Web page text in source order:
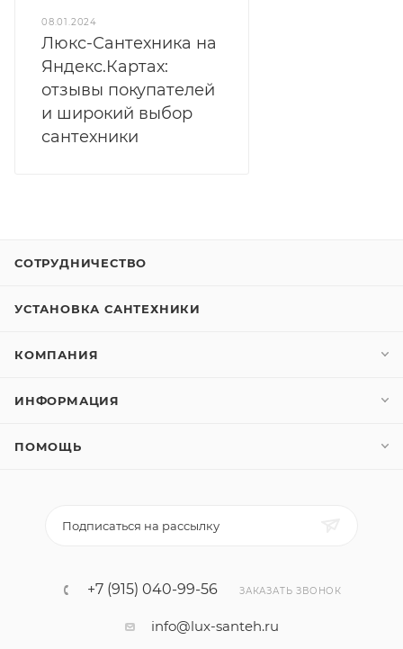
08.01.2024
Люкс-Сантехника на
Яндекс.Картах:
отзывы покупателей
и широкий выбор
сантехники
СОТРУДНИЧЕСТВО
УСТАНОВКА САНТЕХНИКИ
КОМПАНИЯ
ИНФОРМАЦИЯ
ПОМОЩЬ
Подписаться на рассылку
+7 (915) 040-99-56 ЗАКАЗАТЬ ЗВОНОК
info@lux-santeh.ru